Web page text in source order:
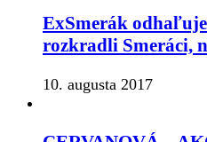
ExSmerák
rozkradli Smeráci,
10. augusta 2017